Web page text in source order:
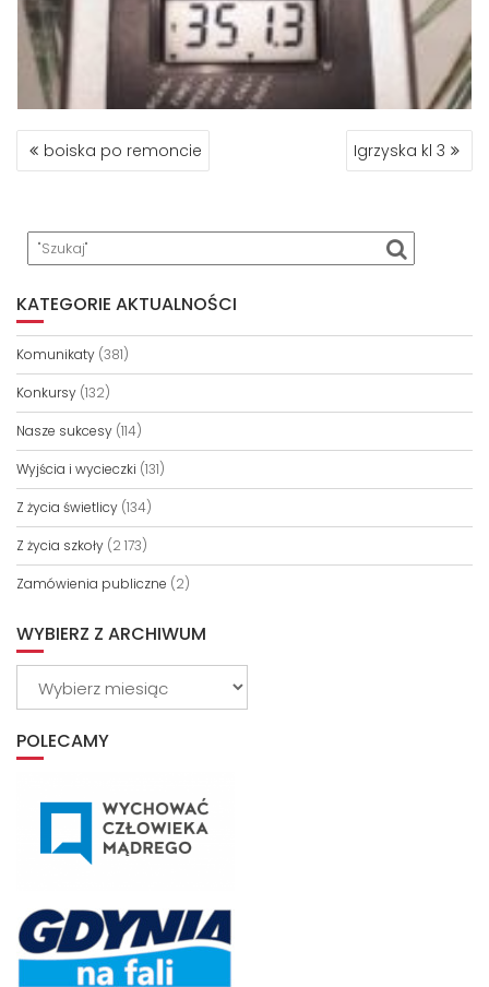
NAWIGACJA
WPISU
boiska po remoncie Igrzyska kl 3
KATEGORIE AKTUALNOŚCI
Komunikaty (381)
Konkursy (132)
Nasze sukcesy (114)
Wyjścia i wycieczki (131)
Z życia świetlicy (134)
Z życia szkoły (2 173)
Zamówienia publiczne (2)
WYBIERZ Z ARCHIWUM
POLECAMY